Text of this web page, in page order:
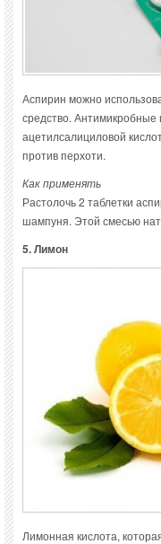
Аспирин можно
средство. Антимикробные
ацетилсалициловой
против перхоти.
Как применять
Растолочь 2 таблетки
шампуня. Этой смесью
5. Лимон
Лимонная кислота,